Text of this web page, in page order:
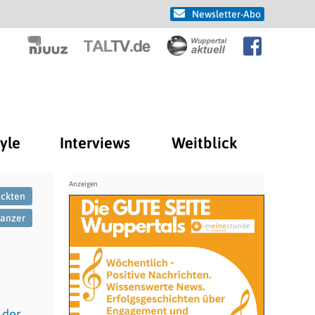
Newsletter-Abo
Interviews Weitblick